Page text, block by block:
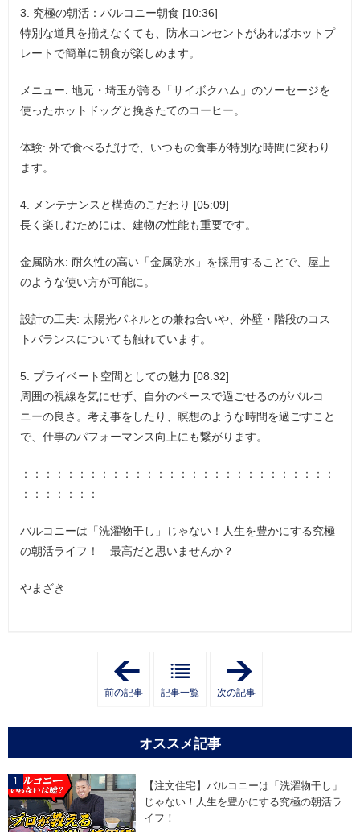
3. 究極の朝活：バルコニー朝食 [10:36]
特別な道具を揃えなくても、防水コンセントがあればホットプ
レートで簡単に朝食が楽しめます。
メニュー: 地元・埼玉が誇る「サイボクハム」のソーセージを
使ったホットドッグと挽きたてのコーヒー。
体験: 外で食べるだけで、いつもの食事が特別な時間に変わり
ます。
4. メンテナンスと構造のこだわり [05:09]
長く楽しむためには、建物の性能も重要です。
金属防水: 耐久性の高い「金属防水」を採用することで、屋上
のような使い方が可能に。
設計の工夫: 太陽光パネルとの兼ね合いや、外壁・階段のコス
トバランスについても触れています。
5. プライベート空間としての魅力 [08:32]
周囲の視線を気にせず、自分のペースで過ごせるのがバルコ
ニーの良さ。考え事をしたり、瞑想のような時間を過ごすこと
で、仕事のパフォーマンス向上にも繋がります。
：：：：：：：：：：：：：：：：：：：：：：：：：：：：
：：：：：：：
バルコニーは「洗濯物干し」じゃない！人生を豊かにする究極
の朝活ライフ！ 最高だと思いませんか？
やまざき
つ
な
！
！
」
前の記事 記事一覧
チ
で
す
次の記事
オススメ記事
【注文住宅】バルコニーは「洗濯物干し」
じゃない！人生を豊かにする究極の朝活ラ
イフ！